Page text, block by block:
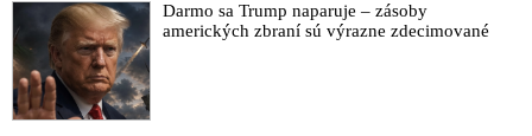
Darmo sa Trump naparuje – zásoby
amerických zbraní sú výrazne zdecimované